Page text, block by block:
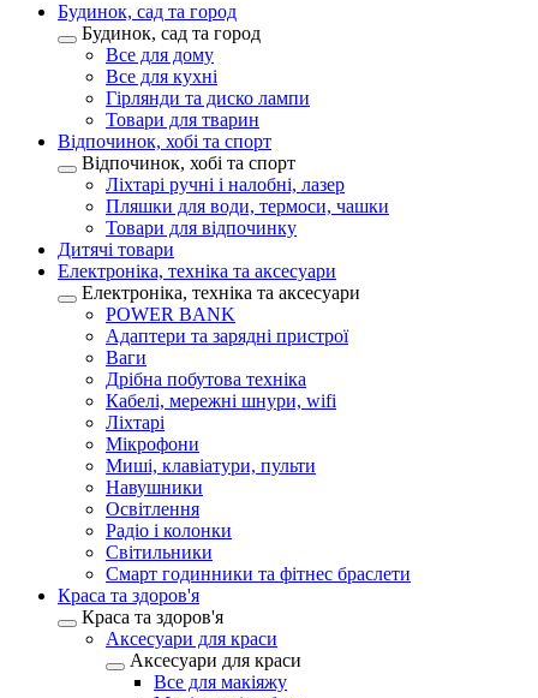
Будинок, сад та город
Будинок, сад та город
Все для дому
Все для кухні
Гірлянди та диско лампи
Товари для тварин
Відпочинок, хобі та спорт
Відпочинок, хобі та спорт
Ліхтарі ручні і налобні, лазер
Пляшки для води, термоси, чашки
Товари для відпочинку
Дитячі товари
Електроніка, техніка та аксесуари
Електроніка, техніка та аксесуари
POWER BANK
Адаптери та зарядні пристрої
Ваги
Дрібна побутова техніка
Кабелі, мережні шнури, wifi
Ліхтарі
Мікрофони
Миші, клавіатури, пульти
Навушники
Освітлення
Радіо і колонки
Світильники
Смарт годинники та фітнес браслети
Краса та здоров'я
Краса та здоров'я
Аксесуари для краси
Аксесуари для краси
Все для макіяжу